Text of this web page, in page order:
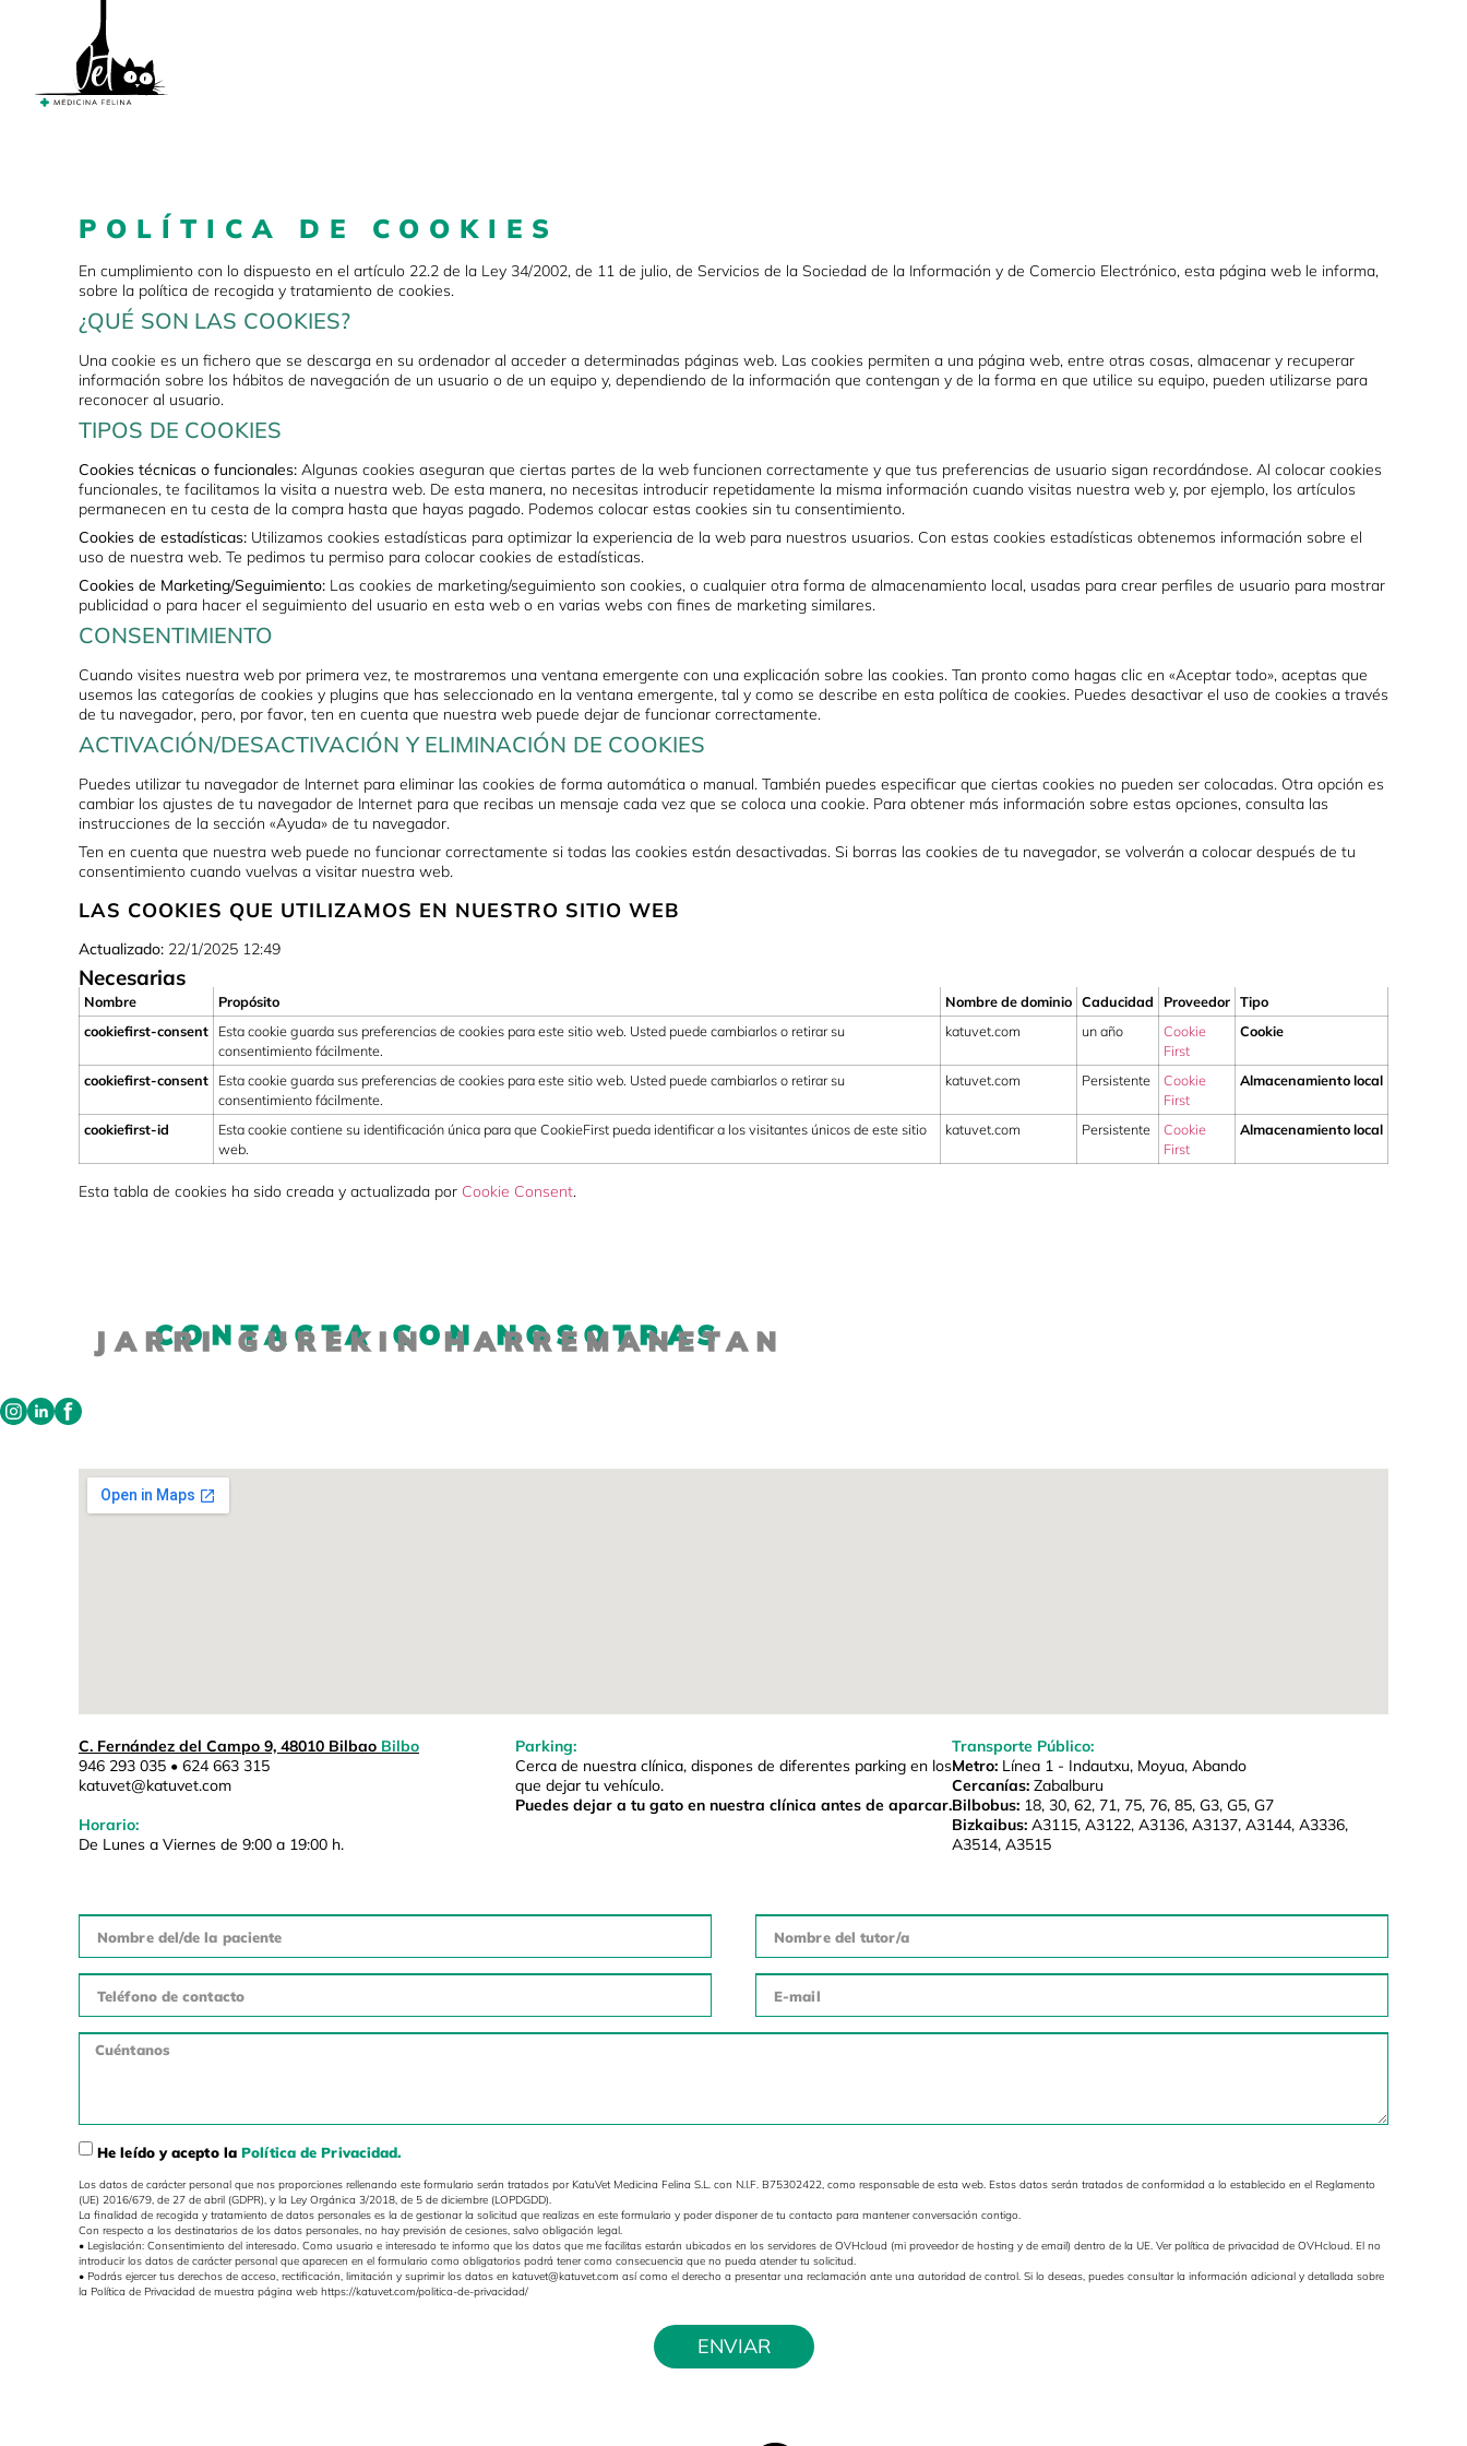
POLÍTICA DE COOKIES
En cumplimiento con lo dispuesto en el artículo 22.2 de la Ley 34/2002, de 11 de julio, de Servicios de la Sociedad de la Información y de Comercio Electrónico, esta página web le informa,
sobre la política de recogida y tratamiento de cookies.
¿QUÉ SON LAS COOKIES?
Una cookie es un fichero que se descarga en su ordenador al acceder a determinadas páginas web. Las cookies permiten a una página web, entre otras cosas, almacenar y recuperar
información sobre los hábitos de navegación de un usuario o de un equipo y, dependiendo de la información que contengan y de la forma en que utilice su equipo, pueden utilizarse para
reconocer al usuario.
TIPOS DE COOKIES
Cookies técnicas o funcionales: Algunas cookies aseguran que ciertas partes de la web funcionen correctamente y que tus preferencias de usuario sigan recordándose. Al colocar cookies
funcionales, te facilitamos la visita a nuestra web. De esta manera, no necesitas introducir repetidamente la misma información cuando visitas nuestra web y, por ejemplo, los artículos
permanecen en tu cesta de la compra hasta que hayas pagado. Podemos colocar estas cookies sin tu consentimiento.
Cookies de estadísticas: Utilizamos cookies estadísticas para optimizar la experiencia de la web para nuestros usuarios. Con estas cookies estadísticas obtenemos información sobre el
uso de nuestra web. Te pedimos tu permiso para colocar cookies de estadísticas.
Cookies de Marketing/Seguimiento: Las cookies de marketing/seguimiento son cookies, o cualquier otra forma de almacenamiento local, usadas para crear perfiles de usuario para mostrar
publicidad o para hacer el seguimiento del usuario en esta web o en varias webs con fines de marketing similares.
CONSENTIMIENTO
Cuando visites nuestra web por primera vez, te mostraremos una ventana emergente con una explicación sobre las cookies. Tan pronto como hagas clic en «Aceptar todo», aceptas que
usemos las categorías de cookies y plugins que has seleccionado en la ventana emergente, tal y como se describe en esta política de cookies. Puedes desactivar el uso de cookies a través
de tu navegador, pero, por favor, ten en cuenta que nuestra web puede dejar de funcionar correctamente.
ACTIVACIÓN/DESACTIVACIÓN Y ELIMINACIÓN DE COOKIES
Puedes utilizar tu navegador de Internet para eliminar las cookies de forma automática o manual. También puedes especificar que ciertas cookies no pueden ser colocadas. Otra opción es
cambiar los ajustes de tu navegador de Internet para que recibas un mensaje cada vez que se coloca una cookie. Para obtener más información sobre estas opciones, consulta las
instrucciones de la sección «Ayuda» de tu navegador.
Ten en cuenta que nuestra web puede no funcionar correctamente si todas las cookies están desactivadas. Si borras las cookies de tu navegador, se volverán a colocar después de tu
consentimiento cuando vuelvas a visitar nuestra web.
LAS COOKIES QUE UTILIZAMOS EN NUESTRO SITIO WEB
Actualizado: 22/1/2025 12:49
Necesarias
Nombre Propósito Nombre de dominio Caducidad Proveedor Tipo
cookiefirst-consent
Esta cookie guarda sus preferencias de cookies para este sitio web. Usted puede cambiarlos o retirar su
consentimiento fácilmente.
katuvet.com un año
Cookie
First
Cookie
cookiefirst-consent
Esta cookie guarda sus preferencias de cookies para este sitio web. Usted puede cambiarlos o retirar su
consentimiento fácilmente.
katuvet.com Persistente
Cookie
First
Almacenamiento local
cookiefirst-id
Esta cookie contiene su identificación única para que CookieFirst pueda identificar a los visitantes únicos de este sitio
web.
katuvet.com Persistente
Cookie
First
Almacenamiento local
Esta tabla de cookies ha sido creada y actualizada por Cookie Consent.
CONTACTA CON NOSOTRAS
JARRI GUREKIN HARREMANETAN
C. Fernández del Campo 9, 48010 Bilbao Bilbo
946 293 035 • 624 663 315
katuvet@katuvet.com
Horario:
De Lunes a Viernes de 9:00 a 19:00 h.
Parking:
Cerca de nuestra clínica, dispones de diferentes parking en los
que dejar tu vehículo.
Puedes dejar a tu gato en nuestra clínica antes de aparcar.
Transporte Público:
Metro:Línea 1 - Indautxu, Moyua, Abando
Cercanías:Zabalburu
Bilbobus:18, 30, 62, 71, 75, 76, 85, G3, G5, G7
Bizkaibus:A3115, A3122, A3136, A3137, A3144, A3336,
A3514, A3515
He leído y acepto laPolítica de Privacidad.
Los datos de carácter personal que nos proporciones rellenando este formulario serán tratados por KatuVet Medicina Felina S.L. con N.I.F. B75302422, como responsable de esta web. Estos datos serán tratados de conformidad a lo establecido en el Reglamento
(UE) 2016/679, de 27 de abril (GDPR), y la Ley Orgánica 3/2018, de 5 de diciembre (LOPDGDD).
La finalidad de recogida y tratamiento de datos personales es la de gestionar la solicitud que realizas en este formulario y poder disponer de tu contacto para mantener conversación contigo.
Con respecto a los destinatarios de los datos personales, no hay previsión de cesiones, salvo obligación legal.
• Legislación: Consentimiento del interesado. Como usuario e interesado te informo que los datos que me facilitas estarán ubicados en los servidores de OVHcloud (mi proveedor de hosting y de email) dentro de la UE. Ver política de privacidad de OVHcloud. El no
introducir los datos de carácter personal que aparecen en el formulario como obligatorios podrá tener como consecuencia que no pueda atender tu solicitud.
• Podrás ejercer tus derechos de acceso, rectificación, limitación y suprimir los datos en katuvet@katuvet.com así como el derecho a presentar una reclamación ante una autoridad de control. Si lo deseas, puedes consultar la información adicional y detallada sobre
la Política de Privacidad de muestra página web https://katuvet.com/politica-de-privacidad/
ENVIAR